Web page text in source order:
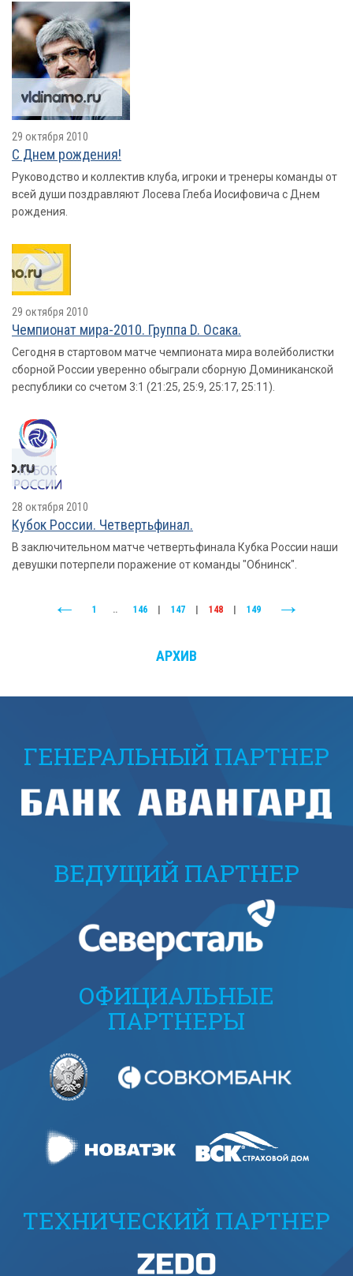
29 октября 2010
С Днем рождения!
Руководство и коллектив клуба, игроки и тренеры команды от
всей души поздравляют Лосева Глеба Иосифовича с Днем
рождения.
29 октября 2010
Чемпионат мира-2010. Группа D. Осака.
Сегодня в стартовом матче чемпионата мира волейболистки
сборной России уверенно обыграли сборную Доминиканской
республики со счетом 3:1 (21:25, 25:9, 25:17, 25:11).
28 октября 2010
Кубок России. Четвертьфинал.
В заключительном матче четвертьфинала Кубка России наши
девушки потерпели поражение от команды "Обнинск".
1 .. 146 147 148 149
АРХИВ
ГЕНЕРАЛЬНЫЙ ПАРТНЕР
ВЕДУЩИЙ ПАРТНЕР
ОФИЦИАЛЬНЫЕ
ПАРТНЕРЫ
ТЕХНИЧЕСКИЙ ПАРТНЕР